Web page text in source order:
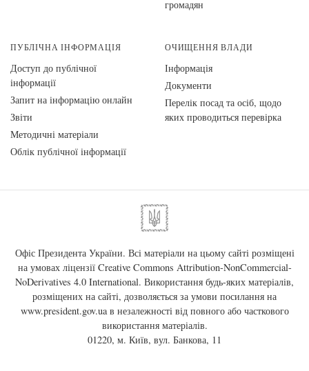
громадян
ПУБЛІЧНА ІНФОРМАЦІЯ
Доступ до публічної
інформації
Запит на інформацію онлайн
Звіти
Методичні матеріали
Облік публічної інформації
ОЧИЩЕННЯ ВЛАДИ
Інформація
Документи
Перелік посад та осіб, щодо
яких проводиться перевірка
Офіс Президента України. Всі матеріали на цьому сайті розміщені
на умовах ліцензії Creative Commons Attribution-NonCommercial-
NoDerivatives 4.0 International. Використання будь-яких матеріалів,
розміщених на сайті, дозволяється за умови посилання на
www.president.gov.uaв незалежності від повного або часткового
використання матеріалів.
01220, м. Київ, вул. Банкова, 11